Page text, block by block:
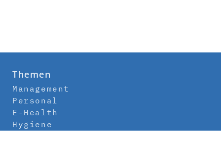
Themen
Management
Personal
E-Health
Hygiene